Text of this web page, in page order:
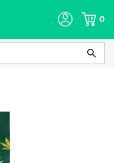
0